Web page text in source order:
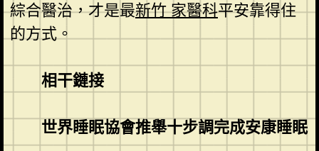
綜合醫治，才是最新竹 家醫科平安靠得住
的方式。
相干鏈接
世界睡眠協會推舉十步調完成安康睡眠